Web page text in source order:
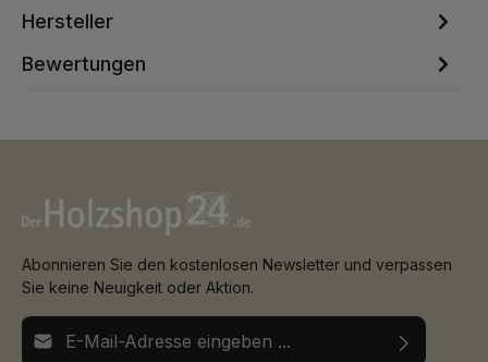
Hersteller
Bewertungen
Abonnieren Sie den kostenlosen Newsletter und verpassen
Sie keine Neuigkeit oder Aktion.
E-Mail-Adresse*